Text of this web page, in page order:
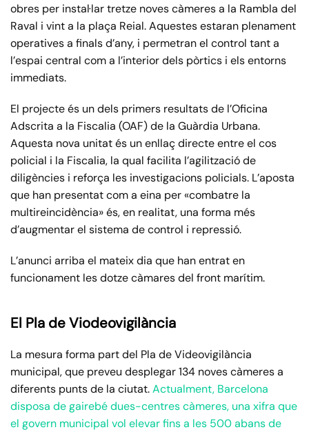
obres per instal·lar tretze noves càmeres a la Rambla del
Raval i vint a la plaça Reial. Aquestes estaran plenament
operatives a finals d’any, i permetran el control tant a
l’espai central com a l’interior dels pòrtics i els entorns
immediats.
El projecte és un dels primers resultats de l’Oficina
Adscrita a la Fiscalia (OAF) de la Guàrdia Urbana.
Aquesta nova unitat és un enllaç directe entre el cos
policial i la Fiscalia, la qual facilita l’agilització de
diligències i reforça les investigacions policials. L’aposta
que han presentat com a eina per «combatre la
multireincidència» és, en realitat, una forma més
d’augmentar el sistema de control i repressió.
L’anunci arriba el mateix dia que han entrat en
funcionament les dotze càmares del front marítim.
El Pla de Viodeovigilància
La mesura forma part del Pla de Videovigilància
municipal, que preveu desplegar 134 noves càmeres a
diferents punts de la ciutat.Actualment, Barcelona
disposa de gairebé dues-centres càmeres, una xifra que
el govern municipal vol elevar fins a les 500 abans de